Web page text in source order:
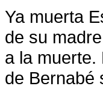
Ya muerta
de su
a la muerte.
de Bernabé